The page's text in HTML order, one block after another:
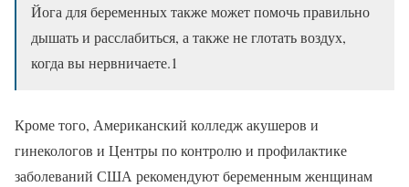
Йога для беременных также может помочь правильно
дышать и расслабиться, а также не глотать воздух,
когда вы нервничаете.1
Кроме того, Американский колледж акушеров и
гинекологов и Центры по контролю и профилактике
заболеваний США рекомендуют беременным женщинам